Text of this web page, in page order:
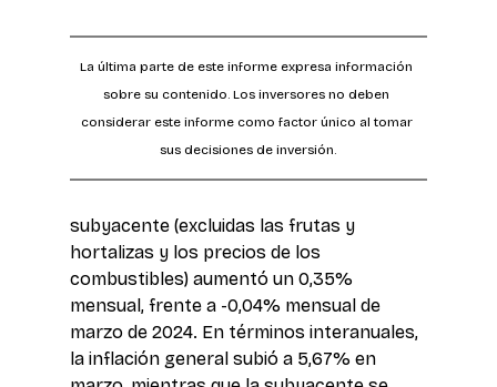
La última parte de este informe expresa información
sobre su contenido. Los inversores no deben
considerar este informe como factor único al tomar
sus decisiones de inversión.
subyacente (excluidas las frutas y
hortalizas y los precios de los
combustibles) aumentó un 0,35%
mensual, frente a -0,04% mensual de
marzo de 2024. En términos interanuales,
la inflación general subió a 5,67% en